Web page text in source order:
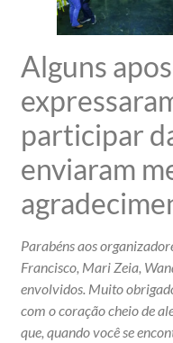
Alguns
participar
enviaram
Parabéns aos
Francisco, Mari Zeia,
envolvidos. Muito
com o coração cheio de
que, quando você se